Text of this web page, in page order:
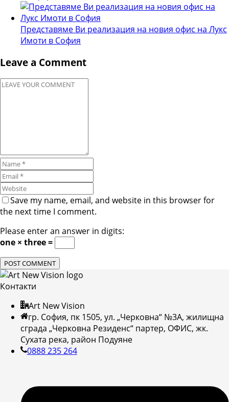
Представяме Ви реализация на новия офис на Лукс
Имоти в София
Leave a Comment
Save my name, email, and website in this browser for
the next time I comment.
Please enter an answer in digits:
one × three =
Контакти
Art New Vision
гр. София, пк 1505, ул. „Черковна“ №3А, жилищна
сграда „Черковна Резиденс“ партер, ОФИС, жк.
Сухата река, район Подуяне
0888 235 264